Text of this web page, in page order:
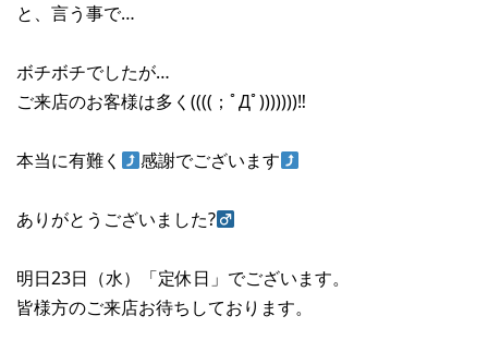
と、言う事で…
ボチボチでしたが…
ご来店のお客様は多く((((；ﾟДﾟ)))))))‼︎
本当に有難く 感謝でございます
ありがとうございました?‍
明日23日（水）「定休日」でございます。
皆様方のご来店お待ちしております。